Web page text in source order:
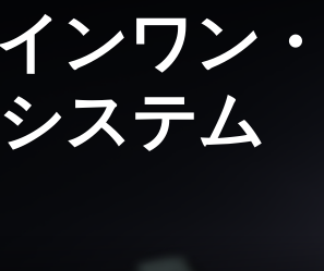
ンワン・
ステム